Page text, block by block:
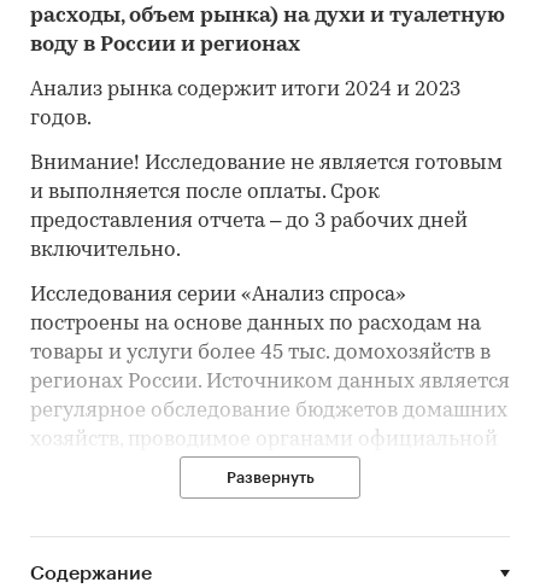
расходы, объем рынка) на духи и туалетную
воду в России и регионах
Анализ рынка содержит итоги 2024 и 2023
годов.
Внимание! Исследование не является готовым
и выполняется после оплаты. Срок
предоставления отчета – до 3 рабочих дней
включительно.
Исследования серии «Анализ спроса»
построены на основе данных по расходам на
товары и услуги более 45 тыс. домохозяйств в
регионах России. Источником данных является
регулярное обследование бюджетов домашних
хозяйств, проводимое органами официальной
Развернуть
Содержание